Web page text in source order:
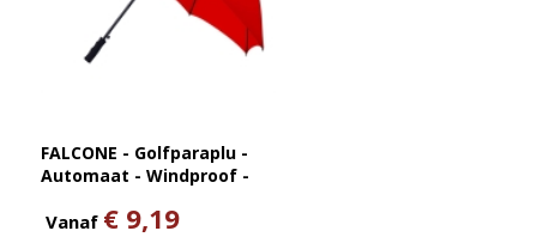
FALCONE - Golfparaplu -
Automaat - Windproof -
Vanaf € 9,19